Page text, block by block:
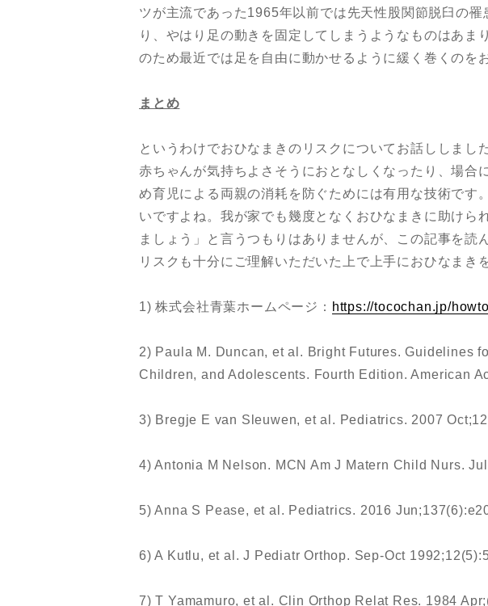
ツが主流であった1965年以前では先天性股関節脱臼の
り、やはり足の動きを固定してしまうようなものはあま
のため最近では足を自由に動かせるように緩く巻くのを
まとめ
というわけでおひなまきのリスクについてお話ししまし
赤ちゃんが気持ちよさそうにおとなしくなったり、場合
め育児による両親の消耗を防ぐためには有用な技術です
いですよね。我が家でも幾度となくおひなまきに助けら
ましょう」と言うつもりはありませんが、この記事を読
リスクも十分にご理解いただいた上で上手におひなまき
1) 株式会社青葉ホームページ： https://tocochan.jp/
2) Paula M. Duncan, et al. Bright Futures. Guidelines
Children, and Adolescents. Fourth Edition. American
3) Bregje E van Sleuwen, et al. Pediatrics. 2007
4) Antonia M Nelson. MCN Am J Matern Child Nurs.
5) Anna S Pease, et al. Pediatrics. 2016
6) A Kutlu, et al. J Pediatr Orthop. Sep-Oct
7) T Yamamuro, et al. Clin Orthop Relat Res. 1984